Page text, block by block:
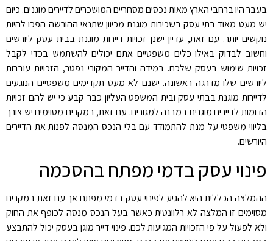
בעבר היו ברחבי הארץ מאות נכסים מסחריים המושכרים לדיירים מוגנים. כיום
יש מעט מאוד בתי עסק בשכירות מוגנת מכיוון שתנאי ההורשה הפכו להיות
נוקשים יותר. עם זאת, עדיין ישנן זכויות דיירות מוגנת בבית עסק ליורשים
וחשוב לבדוק באילו כלים משפטיים אתם יכולים להשתמש בכדי לקבל
זכויות שימוש בעסק שלכם. במידה והדייר המקורי נפטר, הזכויות עוברות
ליורשים שלו מדרגה ראשונה. ישנם לא מעט תקדימים משפטיים הנוגעים
לדיירות מוגנת בבתי עסק ובית המשפט העליון כבר קבע כי יש להם זכויות
הדומות לדיירים מוגנים במבנה למגורים. עם זאת, במקרים מסוימים יש צורך
בליווי משפטי על מנת להתמודד עם בלי הנכס המנסה לפנות את הדיירים
היורשים.
פינוי עסק בדמי מפתח בהסכמה
ההמלצה הכללית היא להגיע לפינוי עסק בדמי מפתח אך עם זאת במקרים
מסוימים זו המלצה לא רלוונטית כאשר בעל הנכס מנסה לכופף את החוק
ולא לפעול על פי הזכויות המגיעות לכם. פינוי דייר מוגן בעסק יכול להתבצע